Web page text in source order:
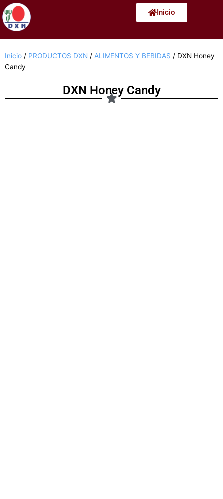
al
contenido
Inicio
Inicio / PRODUCTOS DXN / ALIMENTOS Y BEBIDAS / DXN Honey
Candy
DXN Honey Candy